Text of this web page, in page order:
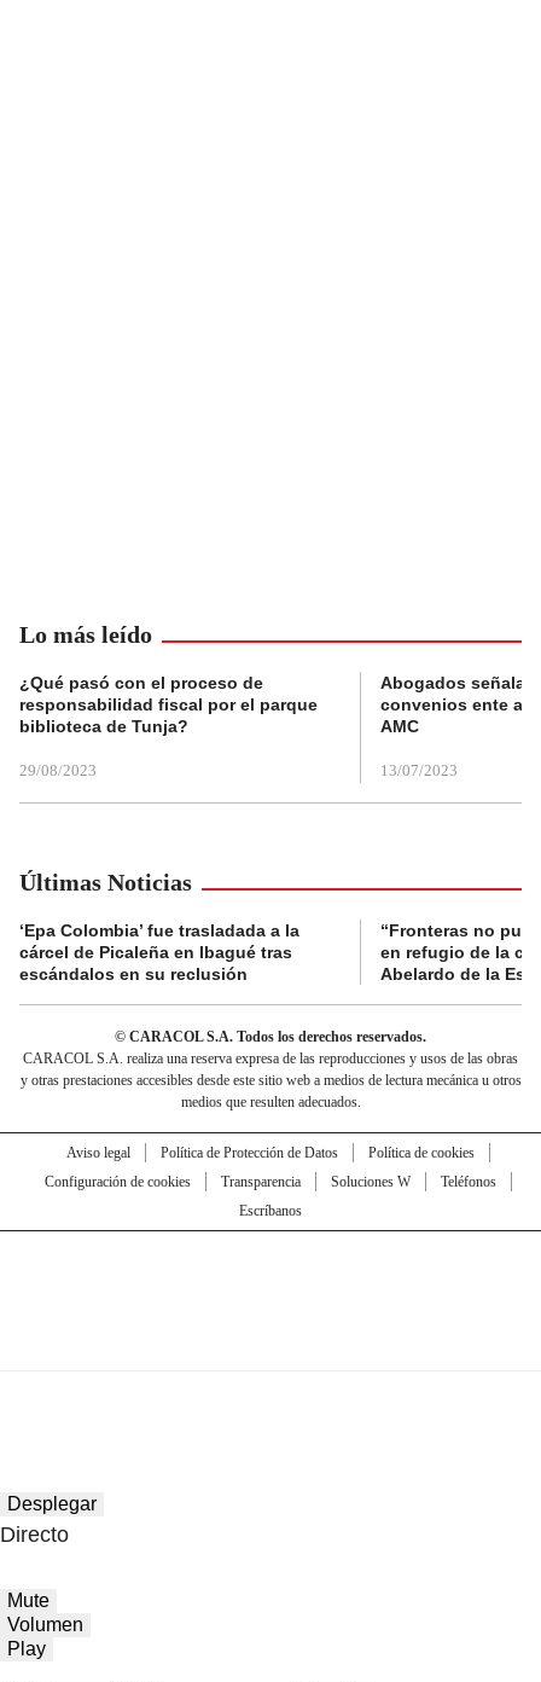
Lo más leído
¿Qué pasó con el proceso de
responsabilidad fiscal por el parque
biblioteca de Tunja?
29/08/2023
Abogados
convenios ente
AMC
13/07/2023
Últimas Noticias
‘Epa Colombia’ fue trasladada a la
cárcel de Picaleña en Ibagué tras
escándalos en su reclusión
“Fronteras no
en refugio de la
Abelardo de la
© CARACOL S.A. Todos los derechos reservados.
CARACOL S.A. realiza una reserva expresa de las reproducciones y usos de las obras
y otras prestaciones accesibles desde este sitio web a medios de lectura mecánica u otros
medios que resulten adecuados.
Aviso legal Política de Protección de Datos
Política de cookies
Configuración de cookies
Transparencia Soluciones W
Teléfonos
Escríbanos
Desplegar
Directo
Mute
Volumen
Play